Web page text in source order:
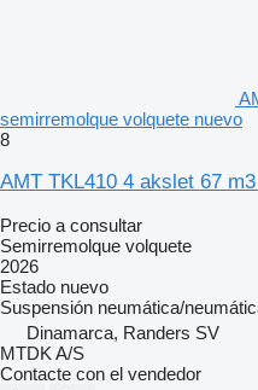
semirremolque volquete nuevo
8
AMT TKL410 4 akslet 67
Precio a consultar
Semirremolque volquete
2026
Estado nuevo
Suspensión neumática/
Dinamarca, Randers SV
MTDK A/S
Contacte con el vendedor